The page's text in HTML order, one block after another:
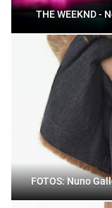
THE WEEKND -
FOTOS: Nuno